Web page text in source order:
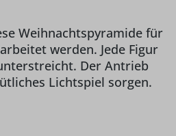
Weihnachtspyramide für
werden. Jede Figur
Der Antrieb
Lichtspiel sorgen.